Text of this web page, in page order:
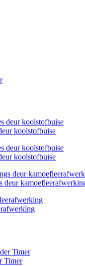
koolstofbuise
koolstofbuise
deur
Timer